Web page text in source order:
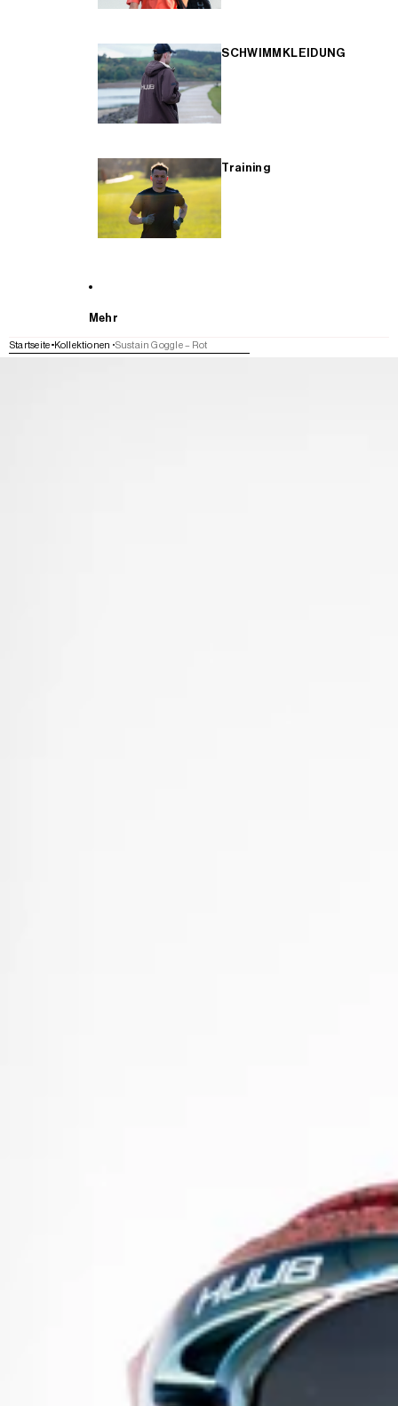
SCHWIMMKLEIDUNG
Training
Mehr
Startseite Kollektionen Sustain Goggle – Rot
WEITER ZU DEN PRODUKTINFORMATIONEN